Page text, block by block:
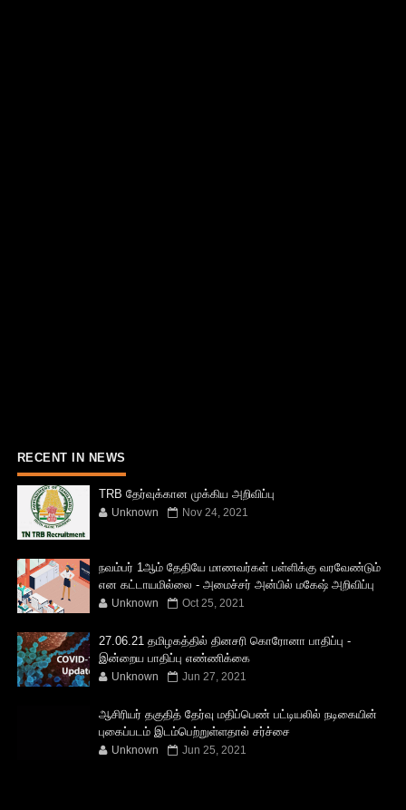
RECENT IN NEWS
TRB தேர்வுக்கான முக்கிய அறிவிப்பு
Unknown Nov 24, 2021
நவம்பர் 1ஆம் தேதியே மாணவர்கள் பள்ளிக்கு வரவேண்டும்
என கட்டாயமில்லை - அமைச்சர் அன்பில் மகேஷ் அறிவிப்பு
Unknown Oct 25, 2021
27.06.21 தமிழகத்தில் தினசரி கொரோனா பாதிப்பு -
இன்றைய பாதிப்பு எண்ணிக்கை
Unknown Jun 27, 2021
ஆசிரியர் தகுதித் தேர்வு மதிப்பெண் பட்டியலில் நடிகையின்
புகைப்படம் இடம்பெற்றுள்ளதால் சர்ச்சை
Unknown Jun 25, 2021